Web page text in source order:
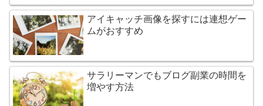
アイキャッチ画像を探すには連想ゲー
ムがおすすめ
サラリーマンでもブログ副業の時間を
増やす方法